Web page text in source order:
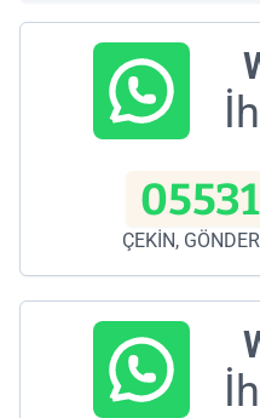
ÇEKİN,